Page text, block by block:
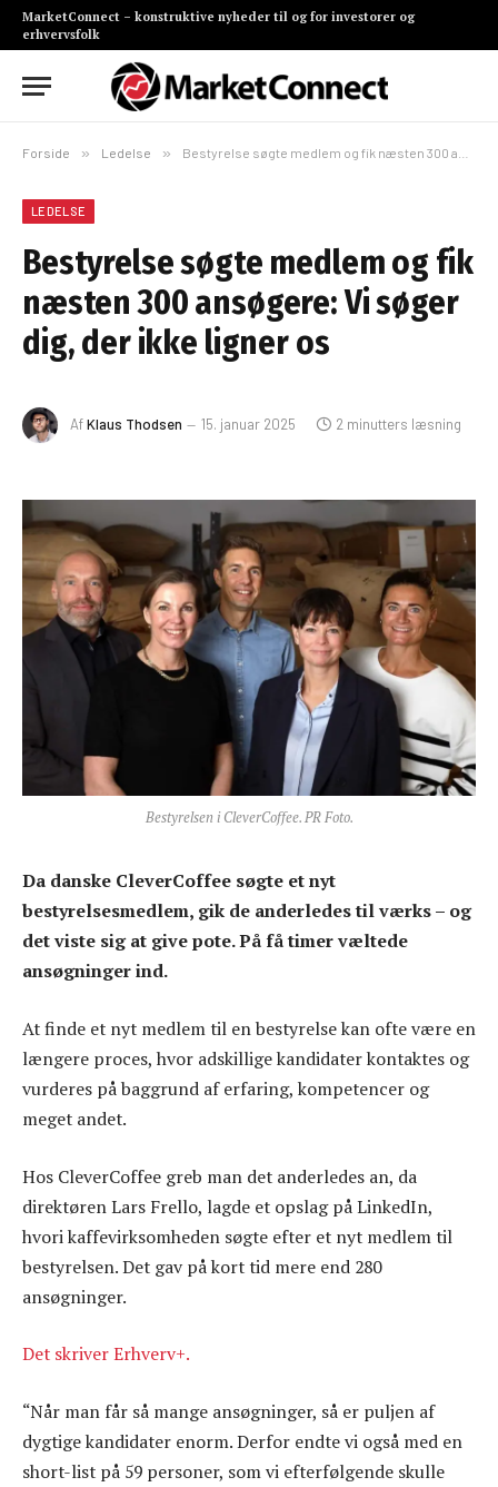
MarketConnect – konstruktive nyheder til og for investorer og
erhvervsfolk
Forside » Ledelse » Bestyrelse søgte medlem og fik næsten 300 ansøgere: Vi søger dig, der ikke ligner os
LEDELSE
Bestyrelse søgte medlem og fik
næsten 300 ansøgere: Vi søger
dig, der ikke ligner os
AfKlaus Thodsen 15. januar 2025 2 minutters læsning
Bestyrelsen i CleverCoffee. PR Foto.
Da danske CleverCoffee søgte et nyt
bestyrelsesmedlem, gik de anderledes til værks – og
det viste sig at give pote. På få timer væltede
ansøgninger ind.
At finde et nyt medlem til en bestyrelse kan ofte være en
længere proces, hvor adskillige kandidater kontaktes og
vurderes på baggrund af erfaring, kompetencer og
meget andet.
Hos CleverCoffee greb man det anderledes an, da
direktøren Lars Frello, lagde et opslag på LinkedIn,
hvori kaffevirksomheden søgte efter et nyt medlem til
bestyrelsen. Det gav på kort tid mere end 280
ansøgninger.
Det skriver Erhverv+.
“Når man får så mange ansøgninger, så er puljen af
dygtige kandidater enorm. Derfor endte vi også med en
short-list på 59 personer, som vi efterfølgende skulle